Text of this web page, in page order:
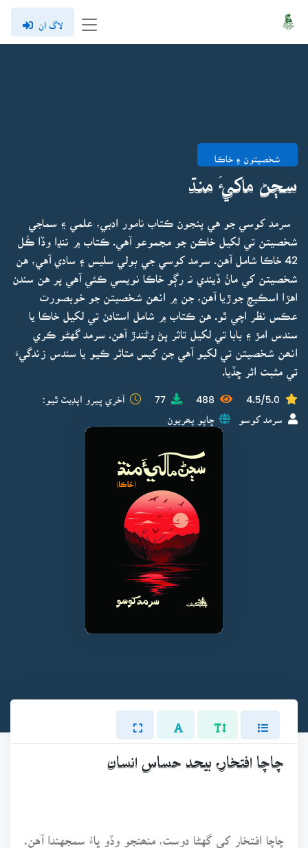
لاگ ان
شخصيتون ۽ خاڪا
سڄڻ ماکيءَ منڌ
سرمد کوسي جو هي پنجون ڪتاب نامور ادبي، علمي ۽ سماجي
شخصيتن تي لکيل خاڪن جو مجموعو آهي. ڪتاب ۾ ننڍا وڏا ڪُل
42 خاڪا شامل آهن. سرمد کوسي جي ٻولي سليس ۽ سادي آهي، هن
شخصيتن کي مانُ ڏيندي نہ رڳو خاڪا نويسي ڪئي آهي پر هن سندن
اهڙا اسڪيچ جوڙيا آهن، جن ۾ انھن شخصيتن جو خوبصورت
عڪس نظر اچي ٿو. هن ڪتاب ۾ شامل استادن تي لکيل خاڪا يا
سندس امڙ ۽ بابا تي لکيل تاثر پڻ وڻندڙ آهن. سرمد گهڻو ڪري
انھن شخصيتن تي لکيو آهي جن کيس متاثر ڪيو يا سندس زندگيءَ
تي مثبت اثر ڇڏيا.
4.5/5.0
488
77 آخري ڀيرو اپڊيٽ ٿيو:
سرمد کوسو ڇاپو پھريون
چاچا افتخار، بيحد حساس انسان
چاچا افتخار کي گهڻا دوست، منھنجو وڏو ڀاءُ سمجهندا آهن.